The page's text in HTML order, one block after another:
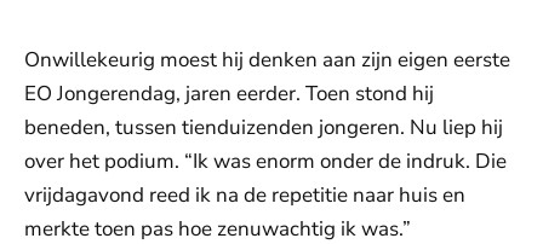
Onwillekeurig moest hij denken aan zijn eigen eerste
EO Jongerendag, jaren eerder. Toen stond hij
beneden, tussen tienduizenden jongeren. Nu liep hij
over het podium. “Ik was enorm onder de indruk. Die
vrijdagavond reed ik na de repetitie naar huis en
merkte toen pas hoe zenuwachtig ik was.”